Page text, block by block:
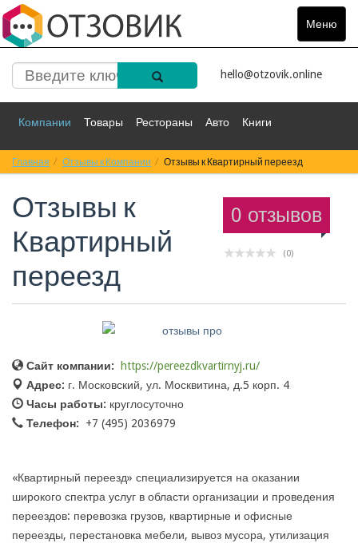
Меню
Toggle
hello@otzovik.online
Компании Товары Рестораны Авто Книги
Спорт Фильмы Деньги Путешествия
Красота Здоровье
Главная Отзывы к Компании Отзывы к Квартирный переезд
0 отзывов
(0)
Отзывы к
Квартирный
переезд
Сайт компании:
https://pereezdkvartirnyj.ru/
Адрес: г. Московский, ул. Москвитина, д.5 корп. 4
Часы работы: круглосуточно
Телефон:
+7 (495) 2036979
«Квартирный переезд» специализируется на оказании
широкого спектра услуг в области организации и проведения
переездов: перевозка грузов, квартирные и офисные
переезды, перестановка мебели, вывоз мусора, утилизация